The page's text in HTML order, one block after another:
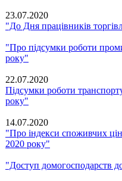
23.07.2020
"До Дня працівників
"Про підсумки роботи
року"
22.07.2020
Підсумки роботи
року"
14.07.2020
"Про індекси споживчих
2020 року"
"Доступ домогосподарств